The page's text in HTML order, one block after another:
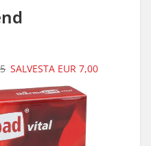
SALVESTA EUR 7,00